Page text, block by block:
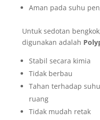
Aman pada suhu
Untuk sedotan
digunakan adalah
Stabil secara kimia
Tidak berbau
Tahan terhadap
ruang
Tidak mudah retak